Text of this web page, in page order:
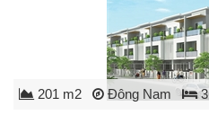
201 m2 Đông Nam 3